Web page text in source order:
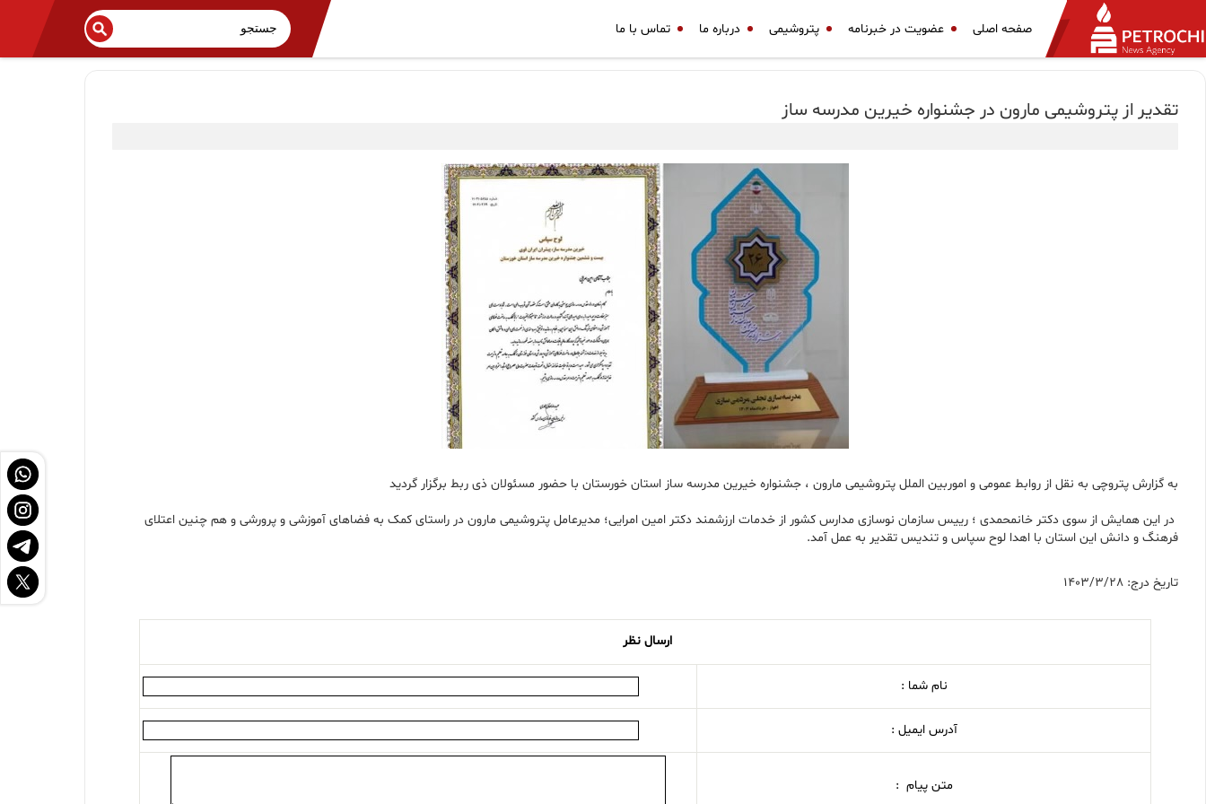
صفحه اصلی عضویت در خبرنامه پتروشیمی درباره ما تماس با ما
تقدیر از پتروشیمی مارون در جشنواره خیرین مدرسه ساز
به گزارش پتروچی به نقل از روابط عمومی و اموربین الملل پتروشیمی مارون ، جشنواره خیرین مدرسه ساز استان خورستان با حضور مسئولان ذی ربط برگزار گردید
در این همایش از سوی دکتر خانمحمدی ؛ رییس سازمان نوسازی مدارس کشور از خدمات ارزشمند دکتر امین امرایی؛ مدیرعامل پتروشیمی مارون در راستای کمک به فضاهای آموزشی و پرورشی و هم چنین اعتلای
فرهنگ و دانش این استان با اهدا لوح سپاس و تندیس تقدیر به عمل آمد.
تاریخ درج: 1403/3/28
ارسال نظر
نام شما :
آدرس ایمیل :
متن پیام :